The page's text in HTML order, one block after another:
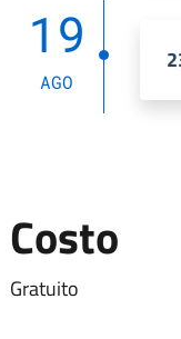
19
AGO
Costo
Gratuito